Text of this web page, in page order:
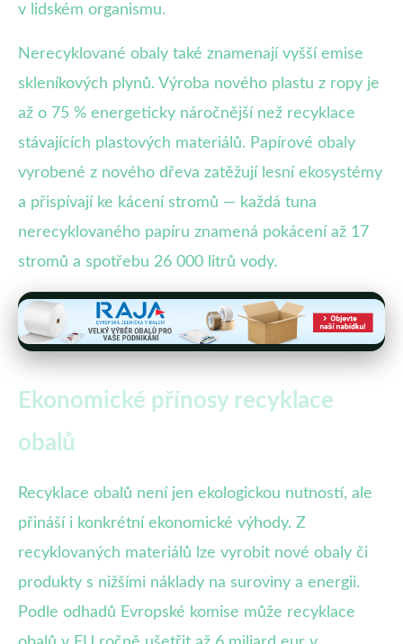
v lidském organismu.
Nerecyklované obaly také znamenají vyšší emise
skleníkových plynů. Výroba nového plastu z ropy je
až o 75 % energeticky náročnější než recyklace
stávajících plastových materiálů. Papírové obaly
vyrobené z nového dřeva zatěžují lesní ekosystémy
a přispívají ke kácení stromů — každá tuna
nerecyklovaného papíru znamená pokácení až 17
stromů a spotřebu 26 000 litrů vody.
Ekonomické přínosy recyklace
obalů
Recyklace obalů není jen ekologickou nutností, ale
přináší i konkrétní ekonomické výhody. Z
recyklovaných materiálů lze vyrobit nové obaly či
produkty s nižšími náklady na suroviny a energii.
Podle odhadů Evropské komise může recyklace